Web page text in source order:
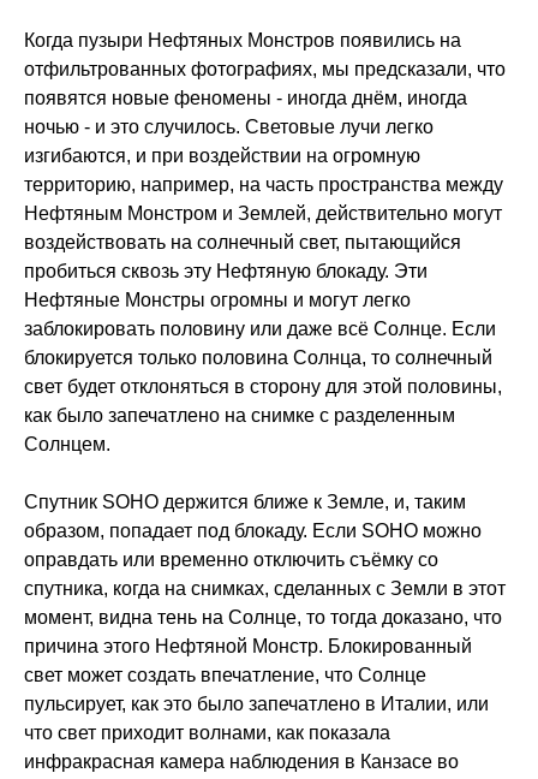
Когда пузыри Нефтяных Монстров появились на
отфильтрованных фотографиях, мы предсказали, что
появятся новые феномены - иногда днём, иногда
ночью - и это случилось. Световые лучи легко
изгибаются, и при воздействии на огромную
территорию, например, на часть пространства между
Нефтяным Монстром и Землей, действительно могут
воздействовать на солнечный свет, пытающийся
пробиться сквозь эту Нефтяную блокаду. Эти
Нефтяные Монстры огромны и могут легко
заблокировать половину или даже всё Солнце. Если
блокируется только половина Солнца, то солнечный
свет будет отклоняться в сторону для этой половины,
как было запечатлено на снимке с разделенным
Солнцем.
Спутник SOHO держится ближе к Земле, и, таким
образом, попадает под блокаду. Если SOHO можно
оправдать или временно отключить съёмку со
спутника, когда на снимках, сделанных с Земли в этот
момент, видна тень на Солнце, то тогда доказано, что
причина этого Нефтяной Монстр. Блокированный
свет может создать впечатление, что Солнце
пульсирует, как это было запечатлено в Италии, или
что свет приходит волнами, как показала
инфракрасная камера наблюдения в Канзасе во